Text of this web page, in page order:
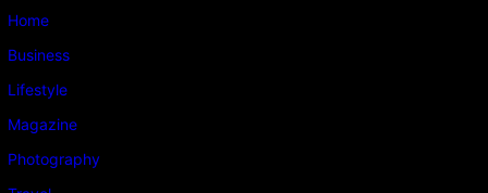
Home
Business
Lifestyle
Magazine
Photography